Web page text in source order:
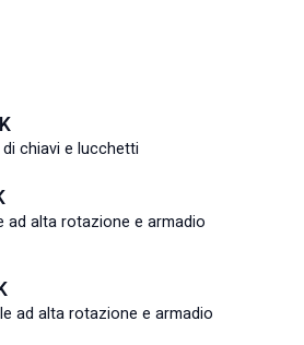
chiavi e lucchetti
ad alta rotazione e armadio
ad alta rotazione e armadio